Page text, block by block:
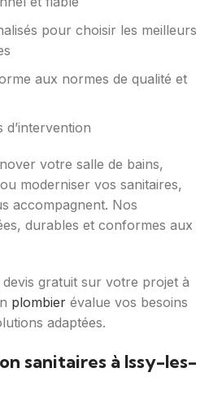
pour choisir les meilleurs
aux normes de qualité et
d’intervention
votre salle de bains,
moderniser vos sanitaires,
accompagnent. Nos
durables et conformes aux
gratuit sur votre projet à
plombier évalue vos besoins
adaptées.
sanitaires à Issy-les-